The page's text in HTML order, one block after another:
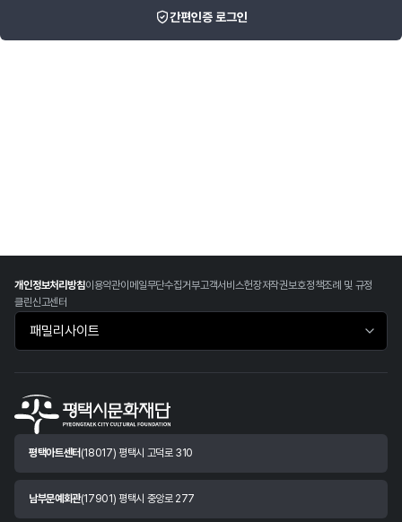
간편인증 로그인
개인정보처리방침이용약관이메일무단수집거부고객서비스헌장저작권보호정책조례 및 규정
클린신고센터
패밀리사이트 바로가기
평택아트센터 (18017) 평택시 고덕로 310
남부문예회관(17901) 평택시 중앙로 277